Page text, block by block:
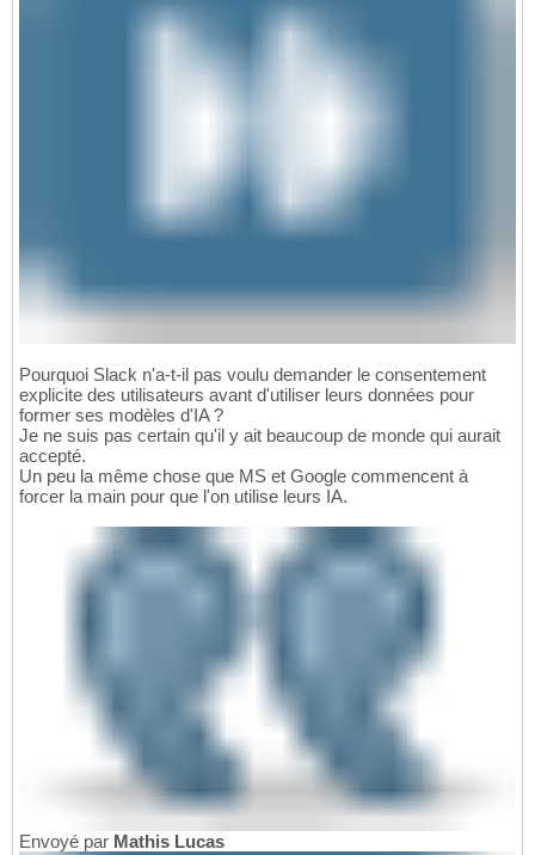
Pourquoi Slack n'a-t-il pas voulu demander le consentement
explicite des utilisateurs avant d'utiliser leurs données pour
former ses modèles d'IA ?
Je ne suis pas certain qu'il y ait beaucoup de monde qui aurait
accepté.
Un peu la même chose que MS et Google commencent à
forcer la main pour que l'on utilise leurs IA.
Envoyé par Mathis Lucas